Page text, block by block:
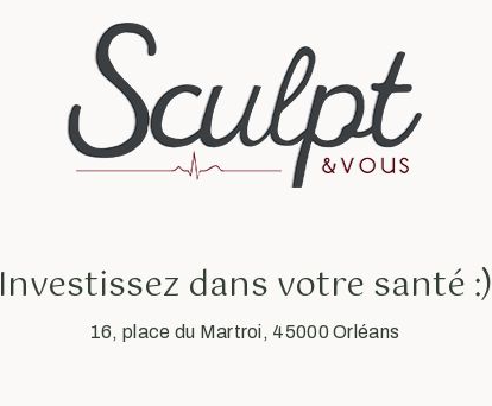
Investissez dans votre santé :)
16, place du Martroi, 45000 Orléans